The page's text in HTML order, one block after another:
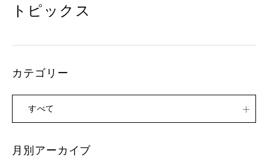
トピックス
カテゴリー
すべて
月別アーカイブ